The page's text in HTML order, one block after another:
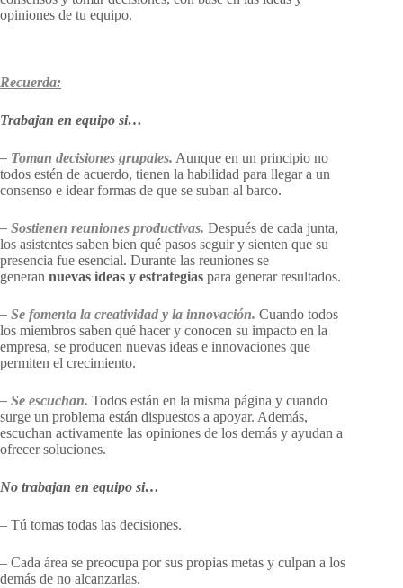
opiniones de tu equipo.
Recuerda:
Trabajan en equipo si…
– Toman decisiones grupales. Aunque en un principio no
todos estén de acuerdo, tienen la habilidad para llegar a un
consenso e idear formas de que se suban al barco.
– Sostienen reuniones productivas. Después de cada junta,
los asistentes saben bien qué pasos seguir y sienten que su
presencia fue esencial. Durante las reuniones se
generan nuevas ideas y estrategias para generar resultados.
– Se fomenta la creatividad y la innovación. Cuando todos
los miembros saben qué hacer y conocen su impacto en la
empresa, se producen nuevas ideas e innovaciones que
permiten el crecimiento.
– Se escuchan. Todos están en la misma página y cuando
surge un problema están dispuestos a apoyar. Además,
escuchan activamente las opiniones de los demás y ayudan a
ofrecer soluciones.
No trabajan en equipo si…
– Tú tomas todas las decisiones.
– Cada área se preocupa por sus propias metas y culpan a los
demás de no alcanzarlas.